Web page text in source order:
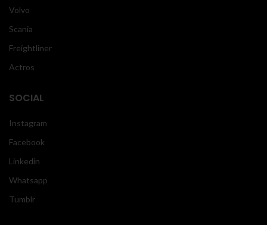
Volvo
Scania
Freightliner
Actros
SOCIAL
Instagram
Facebook
Linkedin
Whatsapp
Tumblr